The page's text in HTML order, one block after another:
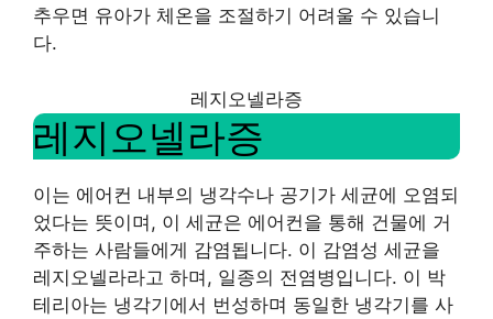
추우면 유아가 체온을 조절하기 어려울 수 있습니
다.
레지오넬라증
레지오넬라증
이는 에어컨 내부의 냉각수나 공기가 세균에 오염되
었다는 뜻이며, 이 세균은 에어컨을 통해 건물에 거
주하는 사람들에게 감염됩니다. 이 감염성 세균을
레지오넬라라고 하며, 일종의 전염병입니다. 이 박
테리아는 냉각기에서 번성하며 동일한 냉각기를 사